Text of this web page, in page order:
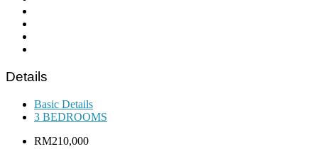
Details
Basic Details
3 BEDROOMS
RM210,000